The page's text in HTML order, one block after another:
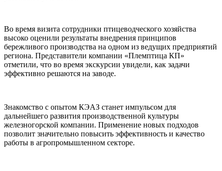
Во время визита сотрудники птицеводческого хозяйства
высоко оценили результаты внедрения принципов
бережливого производства на одном из ведущих предприятий
региона. Представители компании «Племптица КП»
отметили, что во время экскурсии увидели, как задачи
эффективно решаются на заводе.
Знакомство с опытом КЭАЗ станет импульсом для
дальнейшего развития производственной культуры
железногорской компании. Применение новых подходов
позволит значительно повысить эффективность и качество
работы в агропромышленном секторе.